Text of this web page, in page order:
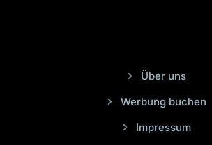
Über uns
Werbung buchen
Impressum